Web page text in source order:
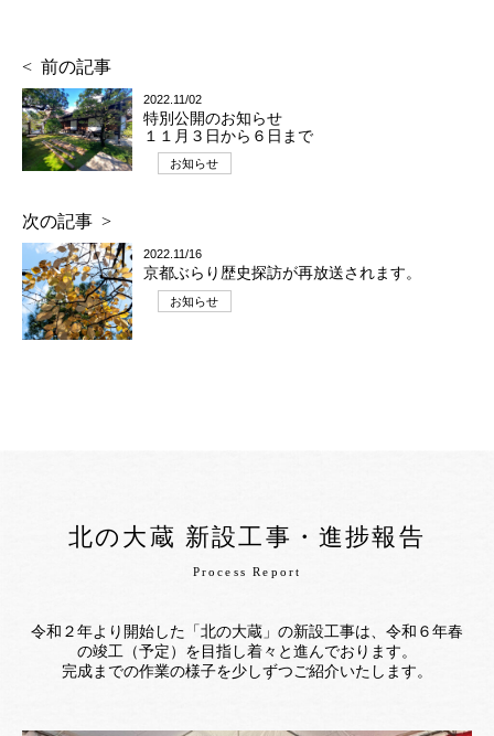
前の記事
2022.11/02
特別公開のお知らせ
１１月３日から６日まで
お知らせ
次の記事
2022.11/16
京都ぶらり歴史探訪が再放送されます。
お知らせ
北の大蔵 新設工事・進捗報告
Process Report
令和２年より開始した「北の大蔵」の新設工事は、令和６年春
の竣工（予定）を目指し着々と進んでおります。
完成までの作業の様子を少しずつご紹介いたします。